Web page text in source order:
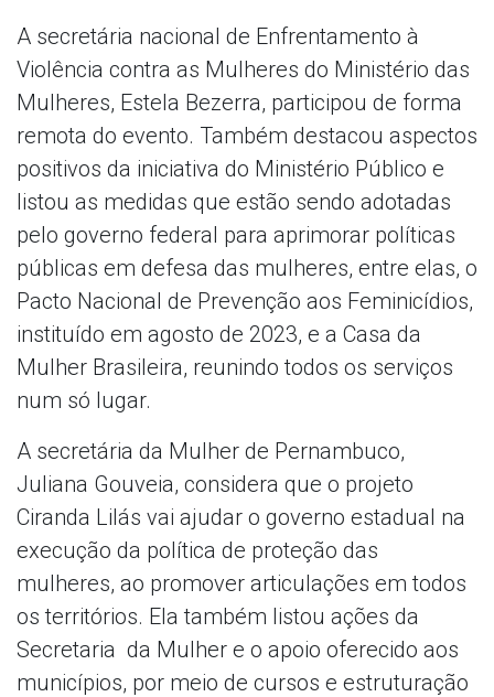
A secretária nacional de Enfrentamento à
Violência contra as Mulheres do Ministério das
Mulheres, Estela Bezerra, participou de forma
remota do evento. Também destacou aspectos
positivos da iniciativa do Ministério Público e
listou as medidas que estão sendo adotadas
pelo governo federal para aprimorar políticas
públicas em defesa das mulheres, entre elas, o
Pacto Nacional de Prevenção aos Feminicídios,
instituído em agosto de 2023, e a Casa da
Mulher Brasileira, reunindo todos os serviços
num só lugar.
A secretária da Mulher de Pernambuco,
Juliana Gouveia, considera que o projeto
Ciranda Lilás vai ajudar o governo estadual na
execução da política de proteção das
mulheres, ao promover articulações em todos
os territórios. Ela também listou ações da
Secretaria da Mulher e o apoio oferecido aos
municípios, por meio de cursos e estruturação